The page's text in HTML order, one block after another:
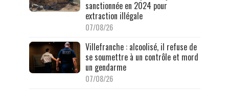
sanctionnée en 2024 pour
extraction illégale
07/08/26
Villefranche : alcoolisé, il refuse de
se soumettre à un contrôle et mord
un gendarme
07/08/26